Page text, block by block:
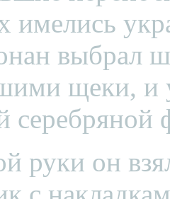
имелись
выбрал
щеки, и
серебряной
руки он